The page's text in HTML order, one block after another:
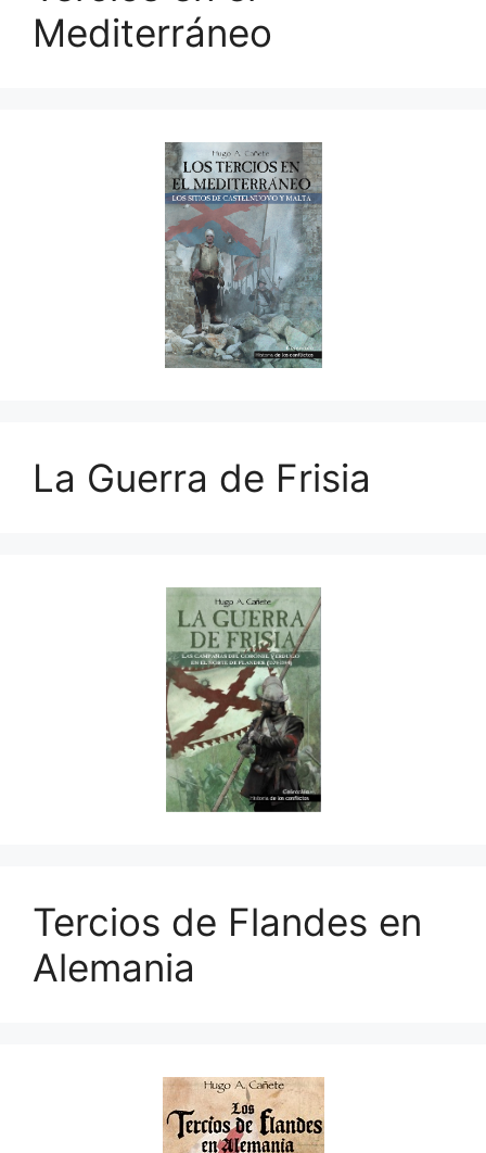
Mediterráneo
La Guerra de Frisia
Tercios de Flandes en
Alemania